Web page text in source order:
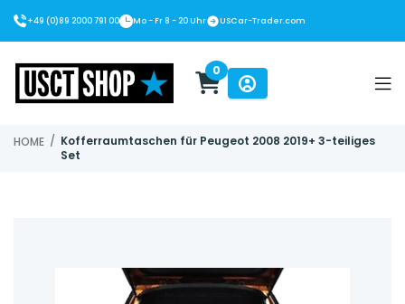
+49 (0)89 2000 791 00 Mo - Fr 8 - 20 Uhr USCar-Trader.com
0
HOME / Kofferraumtaschen für Peugeot 2008 2019+ 3-teiliges
Set